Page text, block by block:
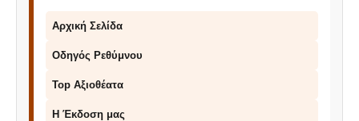
Αρχική Σελίδα
Οδηγός Ρεθύμνου
Top Αξιοθέατα
Η Έκδοση μας